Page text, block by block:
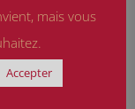
mais vous
Accepter